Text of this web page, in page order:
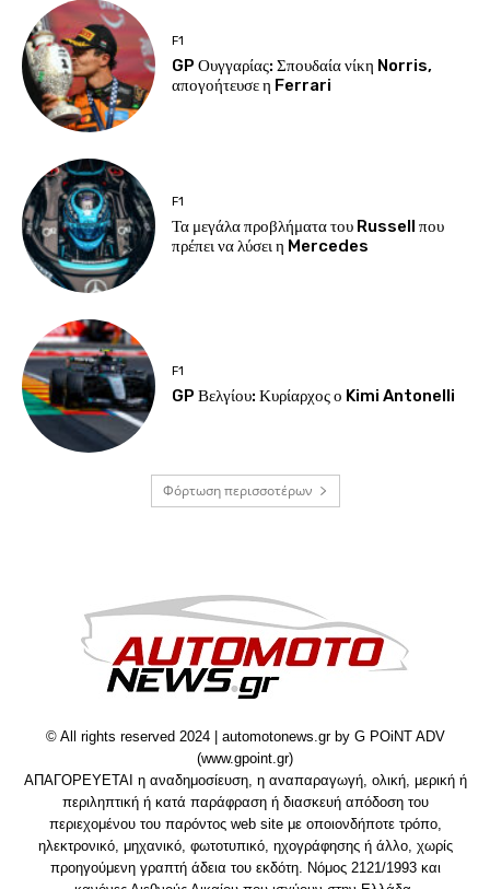
F1
GP Ουγγαρίας: Σπουδαία νίκη Norris,
απογοήτευσε η Ferrari
F1
Τα μεγάλα προβλήματα του Russell που
πρέπει να λύσει η Mercedes
F1
GP Βελγίου: Κυρίαρχος ο Kimi Antonelli
Φόρτωση περισσοτέρων
© All rights reserved 2024 | automotonews.gr by G POiNT ADV
(www.gpoint.gr)
ΑΠΑΓΟΡΕΥΕΤΑΙ η αναδημοσίευση, η αναπαραγωγή, ολική, μερική ή
περιληπτική ή κατά παράφραση ή διασκευή απόδοση του
περιεχομένου του παρόντος web site με οποιονδήποτε τρόπο,
ηλεκτρονικό, μηχανικό, φωτοτυπικό, ηχογράφησης ή άλλο, χωρίς
προηγούμενη γραπτή άδεια του εκδότη. Νόμος 2121/1993 και